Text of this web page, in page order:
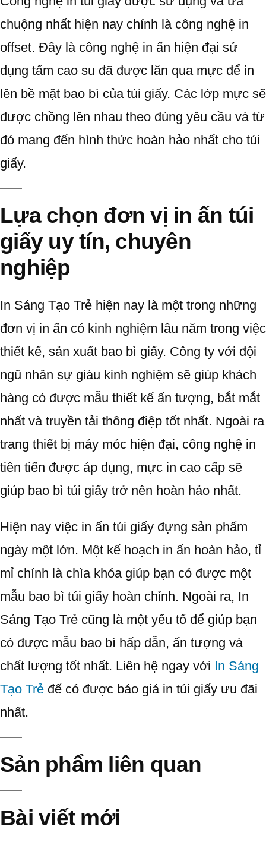
chuộng nhất hiện nay chính là công nghệ in
offset. Đây là công nghệ in ấn hiện đại sử
dụng tấm cao su đã được lăn qua mực để in
lên bề mặt bao bì của túi giấy. Các lớp mực sẽ
được chồng lên nhau theo đúng yêu cầu và từ
đó mang đến hình thức hoàn hảo nhất cho túi
giấy.
Lựa chọn đơn vị in ấn túi
giấy uy tín, chuyên
nghiệp
In Sáng Tạo Trẻ hiện nay là một trong những
đơn vị in ấn có kinh nghiệm lâu năm trong việc
thiết kế, sản xuất bao bì giấy. Công ty với đội
ngũ nhân sự giàu kinh nghiệm sẽ giúp khách
hàng có được mẫu thiết kế ấn tượng, bắt mắt
nhất và truyền tải thông điệp tốt nhất. Ngoài ra
trang thiết bị máy móc hiện đại, công nghệ in
tiên tiến được áp dụng, mực in cao cấp sẽ
giúp bao bì túi giấy trở nên hoàn hảo nhất.
Hiện nay việc in ấn túi giấy đựng sản phẩm
ngày một lớn. Một kế hoạch in ấn hoàn hảo, tỉ
mỉ chính là chìa khóa giúp bạn có được một
mẫu bao bì túi giấy hoàn chỉnh. Ngoài ra, In
Sáng Tạo Trẻ cũng là một yếu tố để giúp bạn
có được mẫu bao bì hấp dẫn, ấn tượng và
chất lượng tốt nhất. Liên hệ ngay với In Sáng
Tạo Trẻ để có được báo giá in túi giấy ưu đãi
nhất.
Sản phẩm liên quan
Bài viết mới